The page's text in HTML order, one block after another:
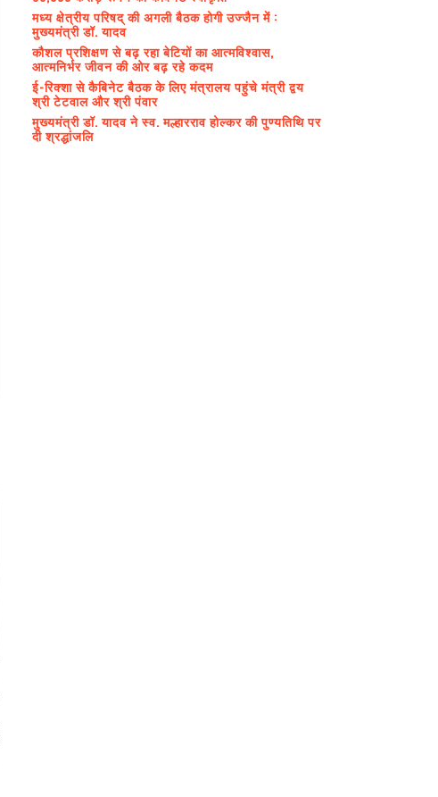
मध्य क्षेत्रीय परिषद् की अगली बैठक होगी उज्जैन में :
मुख्यमंत्री डॉ. यादव
कौशल प्रशिक्षण से बढ़ रहा बेटियों का आत्मविश्वास,
आत्मनिर्भर जीवन की ओर बढ़ रहे कदम
ई-रिक्शा से कैबिनेट बैठक के लिए मंत्रालय पहुंचे मंत्री द्वय
श्री टेटवाल और श्री पंवार
मुख्यमंत्री डॉ. यादव ने स्व. मल्हारराव होल्कर की पुण्यतिथि पर
दी श्रद्धांजलि